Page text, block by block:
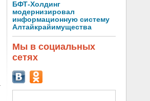
БФТ-Холдинг
модернизировал
информационную систему
Алтайкрайимущества
Мы в социальных
сетях